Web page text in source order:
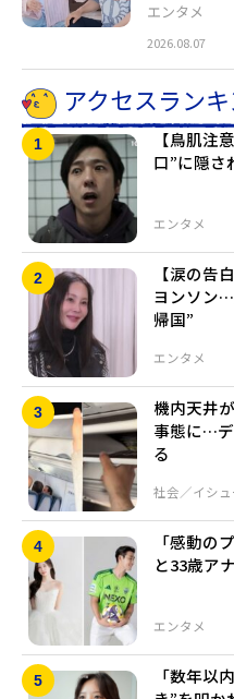
エンタメ
2026.08.07
アクセスラン
エンタメ
【鳥肌注
口”に隠さ
エンタメ
【涙の告
ヨンソン
帰国”
社会／イシュ
機内天井
事態に…
る
エンタメ
「感動の
と33歳ア
「数年以